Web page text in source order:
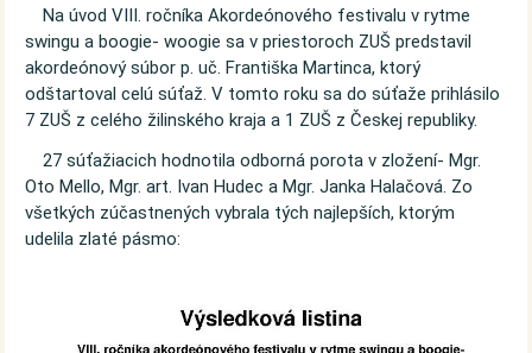
Na úvod VIII. ročníka Akordeónového festivalu v rytme
swingu a boogie- woogie sa v priestoroch ZUŠ predstavil
akordeónový súbor p. uč. Františka Martinca, ktorý
odštartoval celú súťaž. V tomto roku sa do súťaže prihlásilo
7 ZUŠ z celého žilinského kraja a 1 ZUŠ z Českej republiky.
27 súťažiacich hodnotila odborná porota v zložení- Mgr.
Oto Mello, Mgr. art. Ivan Hudec a Mgr. Janka Halačová. Zo
všetkých zúčastnených vybrala tých najlepších, ktorým
udelila zlaté pásmo: